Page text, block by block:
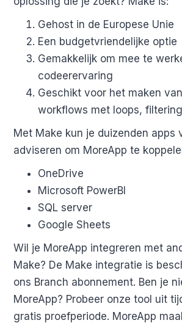
Gehost in de Europese Unie
Een budgetvriendelijke optie
Gemakkelijk om mee te
codeerervaring
Geschikt voor het maken
workflows met loops,
Met Make kun je duizenden apps
adviseren om MoreApp te
OneDrive
Microsoft PowerBI
SQL server
Google Sheets
Wil je MoreApp integreren met
Make? De Make integratie is
ons Branch abonnement. Ben je
MoreApp? Probeer onze tool uit
gratis proefperiode. MoreApp